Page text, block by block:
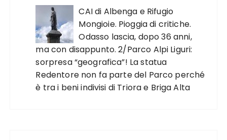
CAI di Albenga e Rifugio
Mongioie. Pioggia di critiche.
Odasso lascia, dopo 36 anni,
ma con disappunto. 2/Parco Alpi Liguri:
sorpresa “geografica”! La statua
Redentore non fa parte del Parco perché
è tra i beni indivisi di Triora e Briga Alta